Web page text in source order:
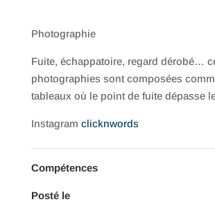
Photographie
Fuite, échappatoire, regard dérobé…
photographies sont composées
tableaux où le point de fuite dépasse
Instagram clicknwords
Compétences
Posté le